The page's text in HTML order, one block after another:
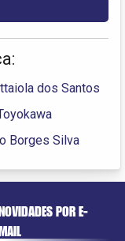
dos Santos
Borges Silva
POR E-